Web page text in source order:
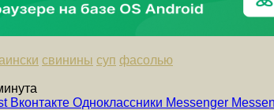
свинины суп фасолью
Вконтакте Одноклассники Messenger